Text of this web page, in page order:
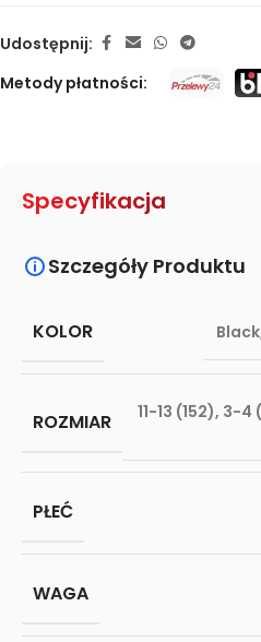
Udostępnij:
Metody płatności:
Specyfikacja
Szczegóły Produktu
KOLOR Black
ROZMIAR 11-13 (152), 3-4
PŁEĆ
WAGA